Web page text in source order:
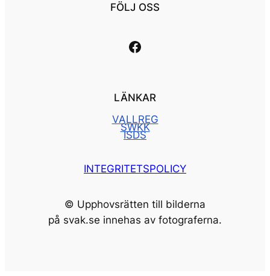
FÖLJ OSS
Länk till vår facebooksida
LÄNKAR
VALLREG
SWKK
ISDS
INTEGRITETSPOLICY
© Upphovsrätten till bilderna
på svak.se innehas av fotograferna.